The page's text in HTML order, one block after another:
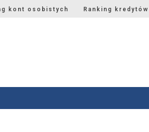
kont osobistych Ranking